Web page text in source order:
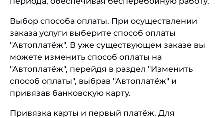
Выбор способа оплаты. При осуществлении
заказа услуги выберите способ оплаты
"Автоплатёж". В уже существующем заказе вы
можете изменить способ оплаты на
"Автоплатёж", перейдя в раздел "Изменить
способ оплаты", выбрав "Автоплатёж" и
привязав банковскую карту.
Привязка карты и первый платёж. Для